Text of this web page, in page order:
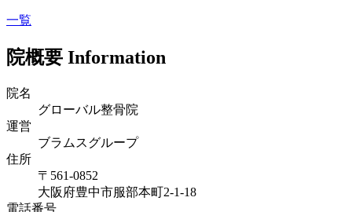
一覧
院概要 Information
院名
グローバル整骨院
運営
ブラムスグループ
住所
〒561-0852
大阪府豊中市服部本町2-1-18
電話番号